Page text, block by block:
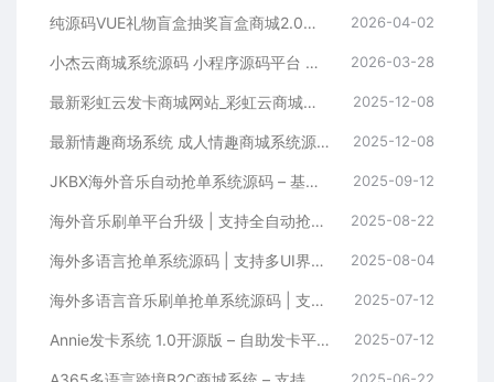
纯源码VUE礼物盲盒抽奖盲盒商城2.0源码下载+完整视频教程 2026-04-02
小杰云商城系统源码 小程序源码平台 电商系统源码 完整版 全开源 2026-03-28
最新彩虹云发卡商城网站_彩虹云商城二开Pro美化版_自动发卡源码系统 2025-12-08
最新情趣商场系统 成人情趣商城系统源码 成人用品商城平台 开源商城源码 2025-12-08
JKBX海外音乐自动抢单系统源码 – 基于ThinkPHP框架的高效音乐推广接单平台 2025-09-12
海外音乐刷单平台升级 | 支持全自动抢单/卡单/返佣 | 前端编译+后台源码全套 2025-08-22
海外多语言抢单系统源码 | 支持多UI界面+签到功能+VIP等级制度 | 含视频搭建教程 2025-08-04
海外多语言音乐刷单抢单系统源码 | 支持连单卡单+叠加组规则+打针功能 | 前端HTML+后端PHP 2025-07-12
Annie发卡系统 1.0开源版 – 自助发卡平台源码下载 2025-07-12